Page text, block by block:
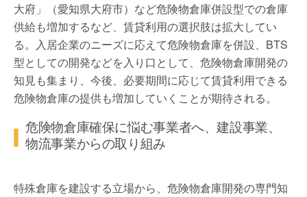
大府」（愛知県大府市）など危険物倉庫併設型での倉庫
供給も増加するなど、賃貸利用の選択肢は拡大してい
る。入居企業のニーズに応えて危険物倉庫を併設、BTS
型としての開発などを入り口として、危険物倉庫開発の
知見も集まり、今後、必要期間に応じて賃貸利用できる
危険物倉庫の提供も増加していくことが期待される。
危険物倉庫確保に悩む事業者へ、建設事業、
物流事業からの取り組み
特殊倉庫を建設する立場から、危険物倉庫開発の専門知